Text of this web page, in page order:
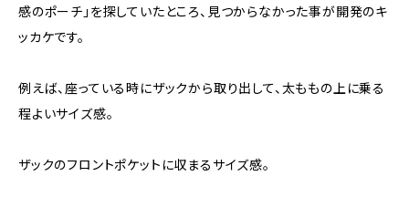
感のポーチ」を探していたところ、見つからなかった事が開発のキ
ッカケです。
例えば、座っている時にザックから取り出して、太ももの上に乗る
程よいサイズ感。
ザックのフロントポケットに収まるサイズ感。